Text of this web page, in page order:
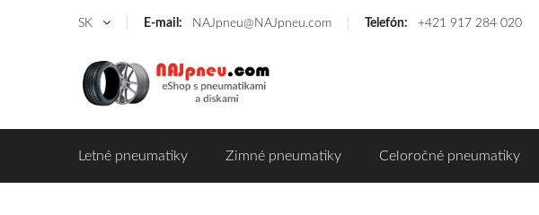
SK E-mail: NAJpneu@NAJpneu.com Telefón: +421 917 284 020
Letné pneumatiky Zimné pneumatiky Celoročné pneumatiky